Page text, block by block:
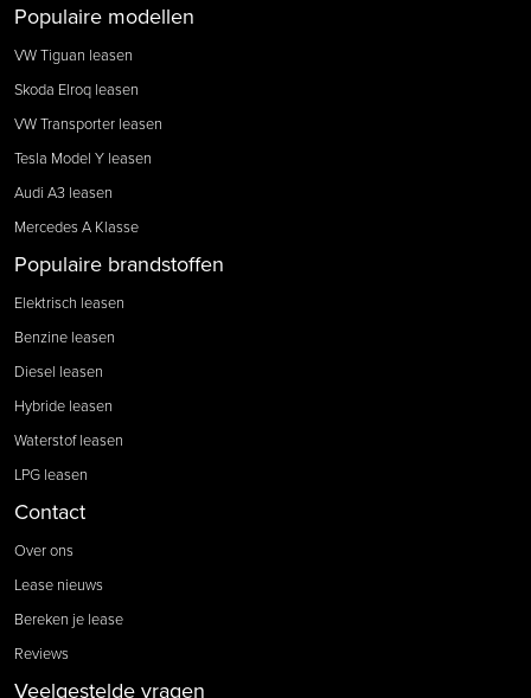
Populaire modellen
VW Tiguan leasen
Skoda Elroq leasen
VW Transporter leasen
Tesla Model Y leasen
Audi A3 leasen
Mercedes A Klasse
Populaire brandstoffen
Elektrisch leasen
Benzine leasen
Diesel leasen
Hybride leasen
Waterstof leasen
LPG leasen
Contact
Over ons
Lease nieuws
Bereken je lease
Reviews
Veelgestelde vragen